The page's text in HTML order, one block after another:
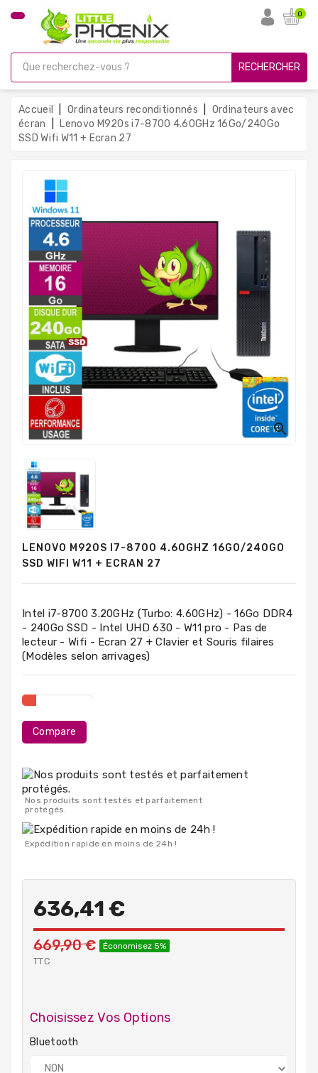
CATÉGORIE
Gamer
Unités
Centrales
Reconditionnées
Ordinateurs
Portables
Mesure
Tout-
Mémoires
RAM
Durs
Composants
Composants
PC
Portables
0
RECHERCHER
Accueil Ordinateurs reconditionnés
Ordinateurs avec
écran
Lenovo M920s i7-8700 4.60GHz 16Go/240Go
SSD Wifi W11 + Ecran 27

LENOVO M920S I7-8700 4.60GHZ 16GO/240GO
SSD WIFI W11 + ECRAN 27
Intel i7-8700 3.20GHz (Turbo: 4.60GHz) - 16Go DDR4
- 240Go SSD - Intel UHD 630 - W11 pro - Pas de
lecteur - Wifi - Ecran 27 + Clavier et Souris filaires
(Modèles selon arrivages)
Compare
Nos produits sont testés et parfaitement
protégés.
Expédition rapide en moins de 24h !
636,41 €
669,90 € Économisez 5%
TTC
Choisissez Vos Options
Bluetooth